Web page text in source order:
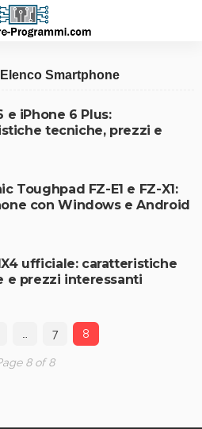
Smartphone
e iPhone 6 Plus:
tecniche, prezzi e
Toughpad FZ-E1 e FZ-X1:
con Windows e Android
ufficiale: caratteristiche
e prezzi interessanti
7 8
8 of 8